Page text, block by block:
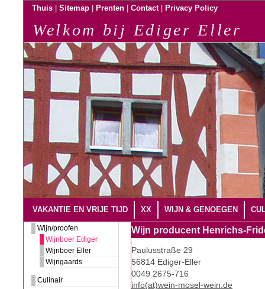
Thuis Sitemap Prenten Contact Privacy Policy
Welkom bij Ediger Eller
VAKANTIE EN VRIJE TIJD XX WIJN & GENOEGEN
Wijn/proofen
Wijnboer Ediger
Wijnboer Eller
Wijngaards
Culinair
Wijn producent Henrichs-
Paulusstraße 29
56814 Ediger-Eller
0049 2675-716
info(at)wein-mosel-wein.de